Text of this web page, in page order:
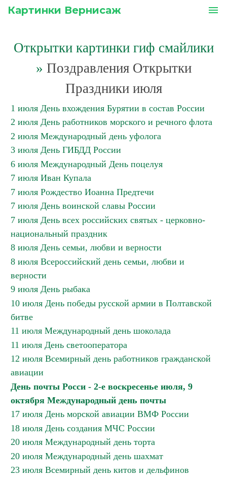
Картинки Вернисаж menu
Открытки картинки гиф смайлики
» Поздравления Открытки
Праздники июля
1 июля День вхождения Бурятии в состав России
2 июля День работников морского и речного флота
2 июля Международный день уфолога
3 июля День ГИБДД России
6 июля Международный День поцелуя
7 июля Иван Купала
7 июля Рождество Иоанна Предтечи
7 июля День воинской славы России
7 июля День всех российских святых - церковно-
национальный праздник
8 июля День семьи, любви и верности
8 июля Всероссийский день семьи, любви и
верности
9 июля День рыбака
10 июля День победы русской армии в Полтавской
битве
11 июля Международный день шоколада
11 июля День светооператора
12 июля Всемирный день работников гражданской
авиации
День почты Росси - 2-е воскресенье июля, 9
октября Международный день почты
17 июля День морской авиации ВМФ России
18 июля День создания МЧС России
20 июля Международный день торта
20 июля Международный день шахмат
23 июля Всемирный день китов и дельфинов